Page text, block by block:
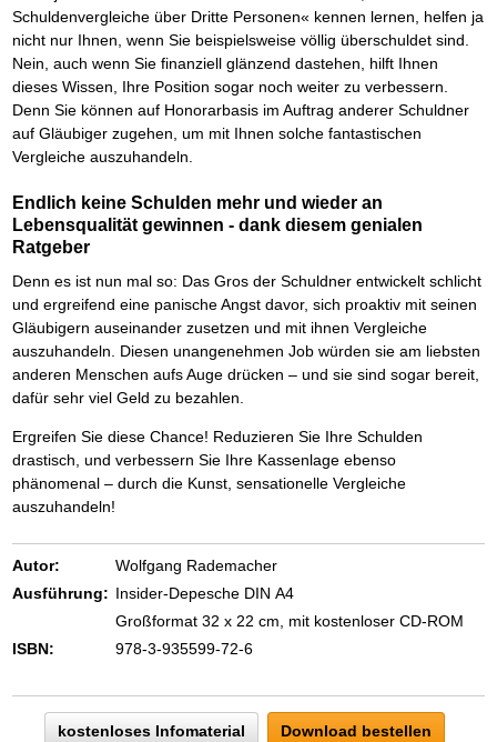
Schuldenvergleiche über Dritte Personen« kennen lernen, helfen ja
nicht nur Ihnen, wenn Sie beispielsweise völlig überschuldet sind.
Nein, auch wenn Sie finanziell glänzend dastehen, hilft Ihnen
dieses Wissen, Ihre Position sogar noch weiter zu verbessern.
Denn Sie können auf Honorarbasis im Auftrag anderer Schuldner
auf Gläubiger zugehen, um mit Ihnen solche fantastischen
Vergleiche auszuhandeln.
Endlich keine Schulden mehr und wieder an
Lebensqualität gewinnen - dank diesem genialen
Ratgeber
Denn es ist nun mal so: Das Gros der Schuldner entwickelt schlicht
und ergreifend eine panische Angst davor, sich proaktiv mit seinen
Gläubigern auseinander zusetzen und mit ihnen Vergleiche
auszuhandeln. Diesen unangenehmen Job würden sie am liebsten
anderen Menschen aufs Auge drücken – und sie sind sogar bereit,
dafür sehr viel Geld zu bezahlen.
Ergreifen Sie diese Chance! Reduzieren Sie Ihre Schulden
drastisch, und verbessern Sie Ihre Kassenlage ebenso
phänomenal – durch die Kunst, sensationelle Vergleiche
auszuhandeln!
Autor:
Wolfgang Rademacher
Ausführung: Insider-Depesche DIN A4
Großformat 32 x 22 cm, mit kostenloser CD-ROM
ISBN:
978-3-935599-72-6
kostenloses Infomaterial Download bestellen